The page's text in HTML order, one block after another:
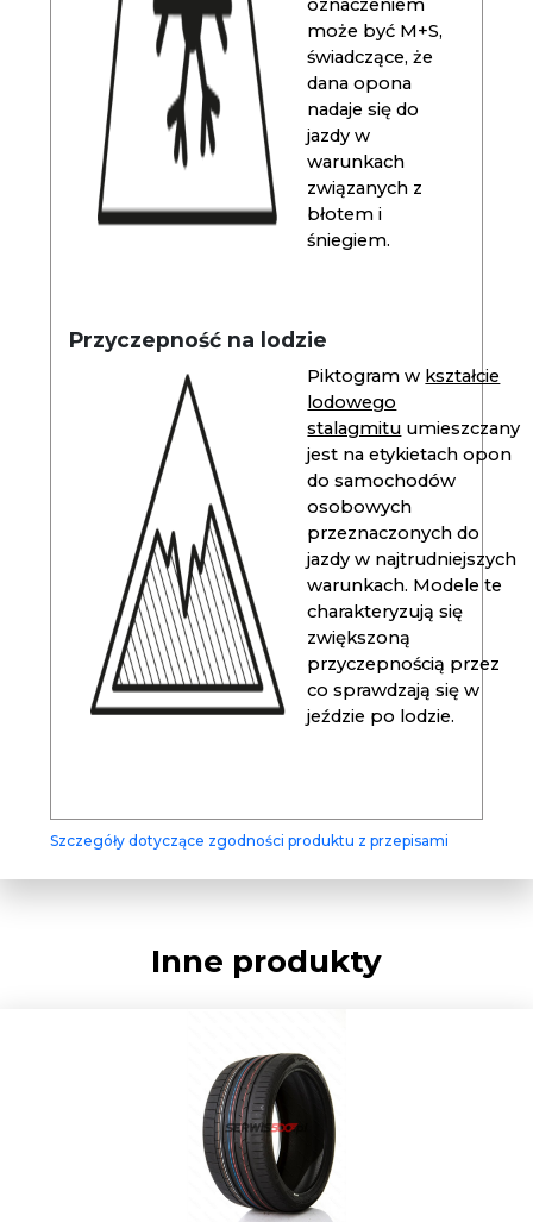
oznaczeniem
może być M+S,
świadczące, że
dana opona
nadaje się do
jazdy w
warunkach
związanych z
błotem i
śniegiem.
Przyczepność na lodzie
Piktogram w kształcie
lodowego
stalagmitu umieszczany
jest na etykietach opon
do samochodów
osobowych
przeznaczonych do
jazdy w najtrudniejszych
warunkach. Modele te
charakteryzują się
zwiększoną
przyczepnością przez
co sprawdzają się w
jeździe po lodzie.
Szczegóły dotyczące zgodności produktu z przepisami
Inne produkty